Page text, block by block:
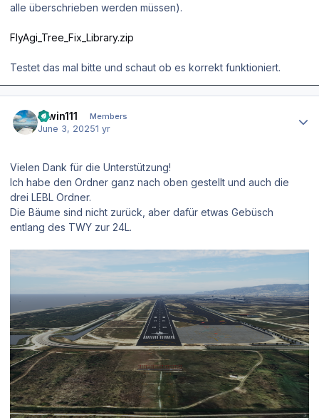
alle überschrieben werden müssen).
FlyAgi_Tree_Fix_Library.zip
Testet das mal bitte und schaut ob es korrekt funktioniert.
Erwin111 Members
June 3, 20251 yr
Vielen Dank für die Unterstützung!
Ich habe den Ordner ganz nach oben gestellt und auch die
drei LEBL Ordner.
Die Bäume sind nicht zurück, aber dafür etwas Gebüsch
entlang des TWY zur 24L.